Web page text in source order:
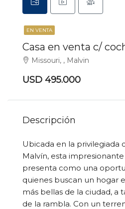
EN VENTA
Casa en venta c/
Missouri, , Malvin
USD 495.000
Descripción
Ubicada en la privilegiada
Malvín, esta
presenta como una
quienes buscan un hogar
más bellas de la ciudad, a
de la rambla. Con un